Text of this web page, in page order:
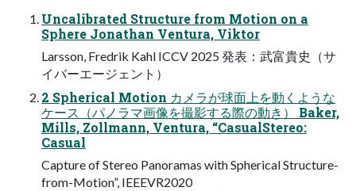
Uncalibrated Structure from Motion on a
Sphere Jonathan Ventura, Viktor
Larsson, Fredrik Kahl ICCV 2025 発表：武富貴史（サ
イバーエージェント）
2 Spherical Motion カメラが球面上を動くような
ケース（パノラマ画像を撮影する際の動き） Baker,
Mills, Zollmann, Ventura, “CasualStereo:
Casual
Capture of Stereo Panoramas with Spherical Structure-
from-Motion”, IEEEVR2020